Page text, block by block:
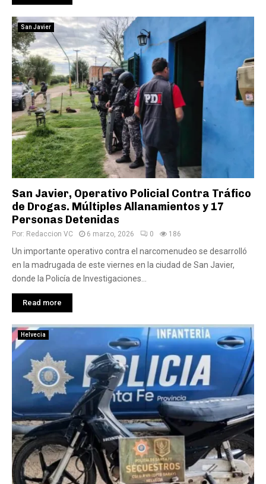
San Javier
San Javier, Operativo Policial Contra Tráfico
de Drogas. Múltiples Allanamientos y 17
Personas Detenidas
Por: Redaccion VC 6 marzo, 2026 0 186
Un importante operativo contra el narcomenudeo se desarrolló
en la madrugada de este viernes en la ciudad de San Javier,
donde la Policía de Investigaciones...
Read more
Helvecia